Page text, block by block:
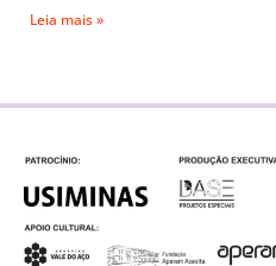
Leia mais »